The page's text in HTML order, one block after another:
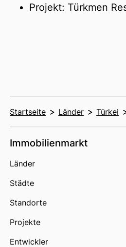
Projekt: Türkmen
Startseite Länder Türkei
Immobilienmarkt
Länder
Städte
Standorte
Projekte
Entwickler